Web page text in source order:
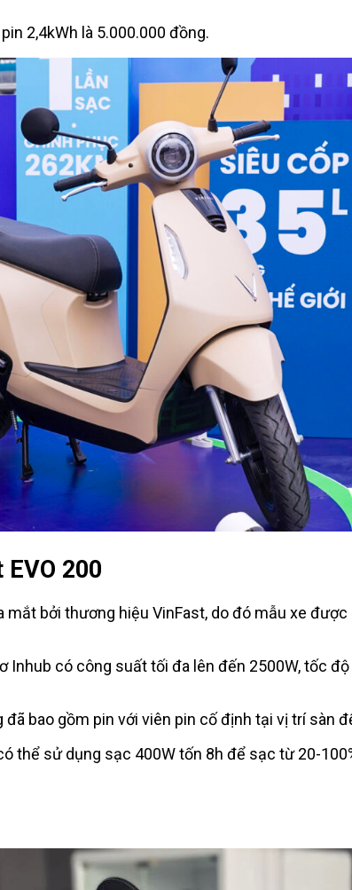
2,4kWh là 5.000.000 đồng.
200
mắt bởi thương hiệu VinFast, do đó mẫu xe
Inhub có công suất tối đa lên đến 2500W, tốc
bao gồm pin với viên pin cố định tại vị trí sàn
thể sử dụng sạc 400W tốn 8h để sạc từ 20-